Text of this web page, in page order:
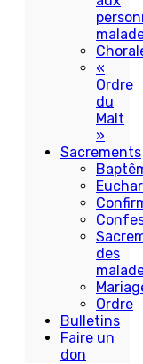
«
Ordre
du
Malt
»
Sacrements
des
Ordre
Bulletins
Faire un
don